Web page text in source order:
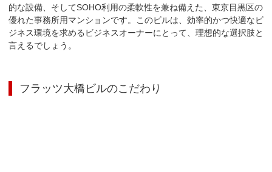
的な設備、そしてSOHO利用の柔軟性を兼ね備えた、東京目黒区の
優れた事務所用マンションです。このビルは、効率的かつ快適なビ
ジネス環境を求めるビジネスオーナーにとって、理想的な選択肢と
言えるでしょう。
フラッツ大橋ビルのこだわり